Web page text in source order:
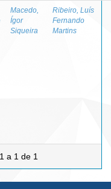
Macedo,
Ígor
Siqueira
Ribeiro, Luís
Fernando
Martins
a 1 de 1